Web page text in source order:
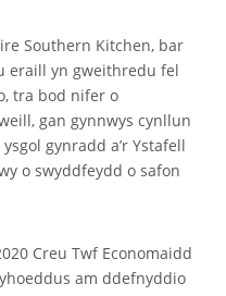
Southern Kitchen, bar
eraill yn gweithredu fel
tra bod nifer o
gan gynnwys cynllun
gynradd a’r Ystafell
o swyddfeydd o safon
Creu Twf Economaidd
am ddefnyddio